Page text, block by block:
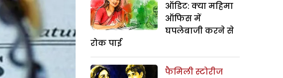
ऑडिट: क्या महिमा
ऑफिस में
घपलेबाजी करने से
रोक पाई
फैमिली स्टोरीज